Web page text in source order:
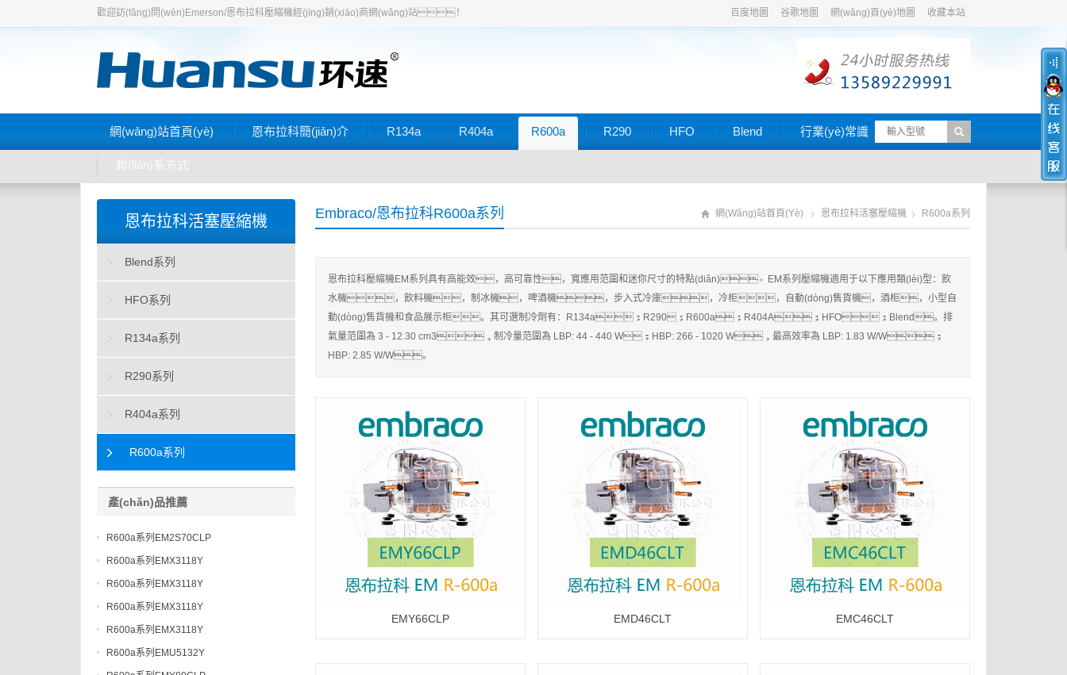
歡迎訪(fǎng)問(wèn)Emerson/恩布拉科壓縮機經(jīng)銷(xiāo)商網(wǎng)站！ 百度地圖 谷歌地圖 網(wǎng)頁(yè)地圖 收藏本站
網(wǎng)站首頁(yè) 恩布拉科簡(jiǎn)介 R134a R404a R600a R290 HFO Blend 行業(yè)常識
聯(lián)系方式
Embraco/恩布拉科R600a系列 網(wǎng)站首頁(yè) 恩布拉科活塞壓縮機 R600a系列
恩布拉科壓縮機EM系列具有高能效，高可靠性，寬應用范圍和迷你尺寸的特點(diǎn)。EM系列壓縮機適用于以下應用類(lèi)型：飲
水機，飲料機，制冰機，啤酒機，步入式冷庫，冷柜，自動(dòng)售貨機，酒柜，小型自
動(dòng)售貨機和食品展示柜。其可選制冷劑有：R134a；R290；R600a；R404A；HFO；Blend。排
氣量范圍為 3 - 12.30 cm3，制冷量范圍為 LBP: 44 - 440 W；HBP: 266 - 1020 W，最高效率為 LBP: 1.83 W/W；
HBP: 2.85 W/W。
EMY66CLP EMD46CLT EMC46CLT
恩布拉科活塞壓縮機
Blend系列
HFO系列
R134a系列
R290系列
R404a系列
R600a系列
產(chǎn)品推薦
R600a系列EM2S70CLP
R600a系列EMX3118Y
R600a系列EMX3118Y
R600a系列EMX3118Y
R600a系列EMX3118Y
R600a系列EMU5132Y